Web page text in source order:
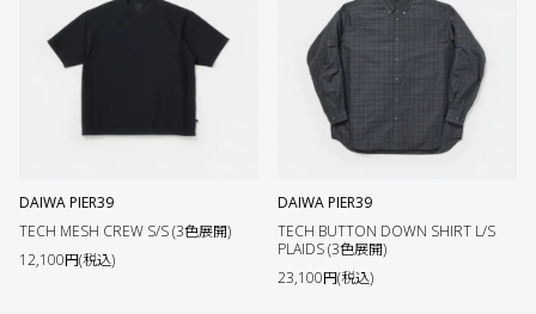
DAIWA PIER39
TECH MESH CREW S/S (3色展開)
12,100円(税込)
DAIWA PIER39
TECH BUTTON DOWN SHIRT L/S
PLAIDS (3色展開)
23,100円(税込)